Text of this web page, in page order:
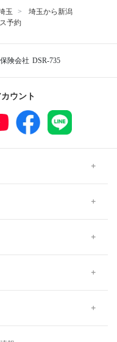
玉
埼玉から新潟
予約
険会社 DSR-735
ウント